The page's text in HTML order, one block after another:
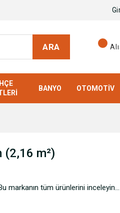
ARA
BANYO OTOMOTIV
(2,16 m²)
markanın tüm ürünlerini inceleyin...